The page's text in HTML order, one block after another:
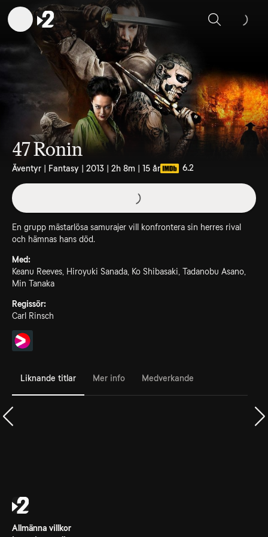
Sök
47 Ronin
Äventyr | Fantasy | 2013 | 2h 8m | 15 år 6.2
En grupp mästarlösa samurajer vill konfrontera sin herres rival
och hämnas hans död.
Med:
Keanu Reeves, Hiroyuki Sanada, Ko Shibasaki, Tadanobu Asano,
Min Tanaka
Regissör:
Carl Rinsch
Liknande titlar Mer info Medverkande
Allmänna villkor